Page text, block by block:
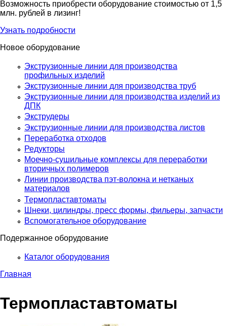
Возможность приобрести оборудование стоимостью от 1,5
млн. рублей в лизинг!
Узнать подробности
Новое оборудование
Экструзионные линии для производства
профильных изделий
Экструзионные линии для производства труб
Экструзионные линии для производства изделий из
ДПК
Экструдеры
Экструзионные линии для производства листов
Переработка отходов
Редукторы
Моечно-сушильные комплексы для переработки
вторичных полимеров
Линии производства пэт-волокна и нетканых
материалов
Термопластавтоматы
Шнеки, цилиндры, пресс формы, фильеры, запчасти
Вспомогательное оборудование
Подержанное оборудование
Каталог оборудования
Главная
Термопластавтоматы